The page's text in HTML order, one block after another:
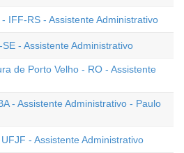
IFF-RS - Assistente Administrativo
- Assistente Administrativo
de Porto Velho - RO - Assistente
- Assistente Administrativo - Paulo
- Assistente Administrativo